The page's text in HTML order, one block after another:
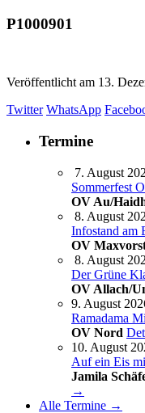
P1000901
Veröffentlicht am 13.
Twitter WhatsApp
Termine
7. August
Sommerfest
OV Au/
8. August
Infostand am
OV
8. August
Der Grüne
OV Allach/
9. August
Ramadama
OV Nord
10. August
Auf ein Eis
Jamila
→
Alle Termine →